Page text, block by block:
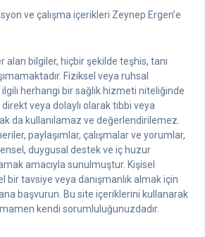
ve çalışma içerikleri Zeynep Ergen’e
alan bilgiler, hiçbir şekilde teşhis, tanı
Fiziksel veya ruhsal
herhangi bir sağlık hizmeti niteliğinde
veya dolaylı olarak tıbbi veya
da kullanılamaz ve değerlendirilemez.
paylaşımlar, çalışmalar ve yorumlar,
duygusal destek ve iç huzur
amacıyla sunulmuştur. Kişisel
bir tavsiye veya danışmanlık almak için
başvurun. Bu site içeriklerini kullanarak
kendi sorumluluğunuzdadır.